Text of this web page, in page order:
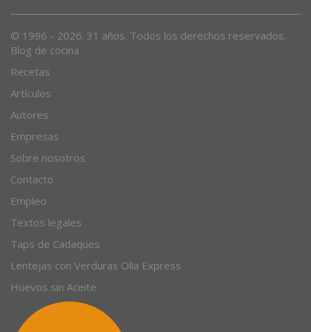
© 1996 - 2026. 31 años. Todos los derechos reservados.
Blog de cocina
Recetas
Artículos
Autores
Empresas
Sobre nosotros
Contacto
Empleo
Textos legales
Taps de Cadaques
Lentejas con Verduras Olla Express
Huevos sin Aceite